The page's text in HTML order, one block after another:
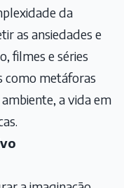
da
as ansiedades e
filmes e séries
como metáforas
a vida em